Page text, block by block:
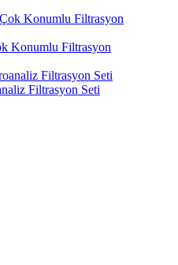
Konumlu Filtrasyon
Filtrasyon Seti